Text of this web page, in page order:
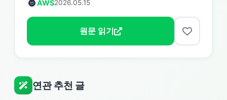
AWS2026.05.15
원문 읽기
연관 추천 글